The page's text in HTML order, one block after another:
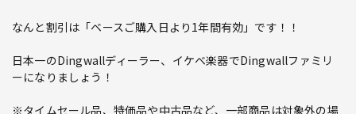
なんと割引は「ベースご購入日より1年間有効」です！！
日本一のDingwallディーラー、イケベ楽器でDingwallファミリ
ーになりましょう！
※タイムセール品、特価品や中古品など、一部商品は対象外の場